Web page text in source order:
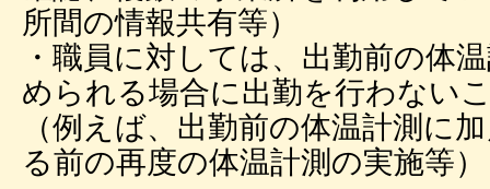
所間の情報共有等）
・職員に対しては、出勤前の体
められる場合に出勤を行わない
（例えば、出勤前の体温計測に
る前の再度の体温計測の実施等）